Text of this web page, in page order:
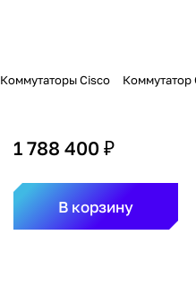
Коммутаторы Cisco Коммутатор
1 788 400 ₽
В корзину